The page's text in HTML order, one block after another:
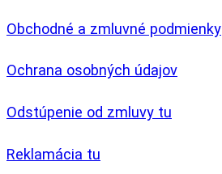
Obchodné a zmluvné podmienky
Ochrana osobných údajov
Odstúpenie od zmluvy tu
Reklamácia tu